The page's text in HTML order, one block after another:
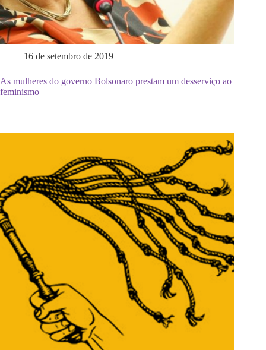
16 de setembro de 2019
As mulheres do governo Bolsonaro prestam um desserviço ao
feminismo